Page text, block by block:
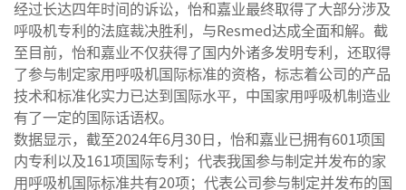
经过长达四年时间的诉讼，怡和嘉业最终取得了大部分涉及
呼吸机专利的法庭裁决胜利，与Resmed达成全面和解。截
至目前，怡和嘉业不仅获得了国内外诸多发明专利，还取得
了参与制定家用呼吸机国际标准的资格，标志着公司的产品
技术和标准化实力已达到国际水平，中国家用呼吸机制造业
有了一定的国际话语权。
数据显示，截至2024年6月30日，怡和嘉业已拥有601项国
内专利以及161项国际专利；代表我国参与制定并发布的家
用呼吸机国际标准共有20项；代表公司参与制定并发布的国